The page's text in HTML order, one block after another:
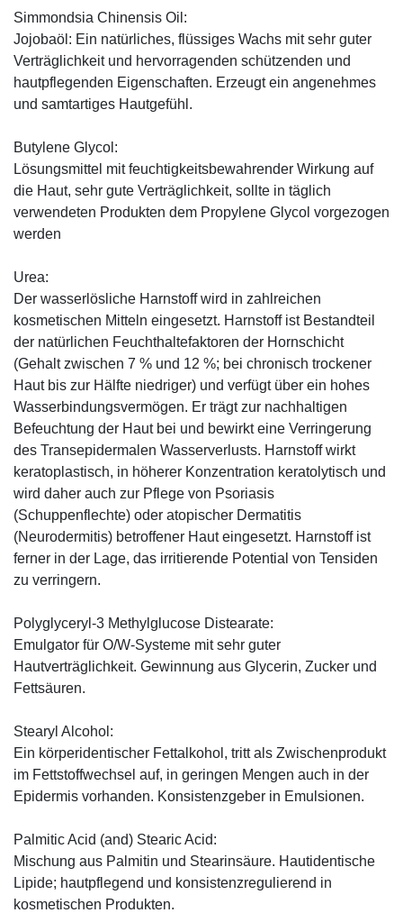
Simmondsia Chinensis Oil:
Jojobaöl: Ein natürliches, flüssiges Wachs mit sehr guter
Verträglichkeit und hervorragenden schützenden und
hautpflegenden Eigenschaften. Erzeugt ein angenehmes
und samtartiges Hautgefühl.
Butylene Glycol:
Lösungsmittel mit feuchtigkeitsbewahrender Wirkung auf
die Haut, sehr gute Verträglichkeit, sollte in täglich
verwendeten Produkten dem Propylene Glycol vorgezogen
werden
Urea:
Der wasserlösliche Harnstoff wird in zahlreichen
kosmetischen Mitteln eingesetzt. Harnstoff ist Bestandteil
der natürlichen Feuchthaltefaktoren der Hornschicht
(Gehalt zwischen 7 % und 12 %; bei chronisch trockener
Haut bis zur Hälfte niedriger) und verfügt über ein hohes
Wasserbindungsvermögen. Er trägt zur nachhaltigen
Befeuchtung der Haut bei und bewirkt eine Verringerung
des Transepidermalen Wasserverlusts. Harnstoff wirkt
keratoplastisch, in höherer Konzentration keratolytisch und
wird daher auch zur Pflege von Psoriasis
(Schuppenflechte) oder atopischer Dermatitis
(Neurodermitis) betroffener Haut eingesetzt. Harnstoff ist
ferner in der Lage, das irritierende Potential von Tensiden
zu verringern.
Polyglyceryl-3 Methylglucose Distearate:
Emulgator für O/W-Systeme mit sehr guter
Hautverträglichkeit. Gewinnung aus Glycerin, Zucker und
Fettsäuren.
Stearyl Alcohol:
Ein körperidentischer Fettalkohol, tritt als Zwischenprodukt
im Fettstoffwechsel auf, in geringen Mengen auch in der
Epidermis vorhanden. Konsistenzgeber in Emulsionen.
Palmitic Acid (and) Stearic Acid:
Mischung aus Palmitin und Stearinsäure. Hautidentische
Lipide; hautpflegend und konsistenzregulierend in
kosmetischen Produkten.